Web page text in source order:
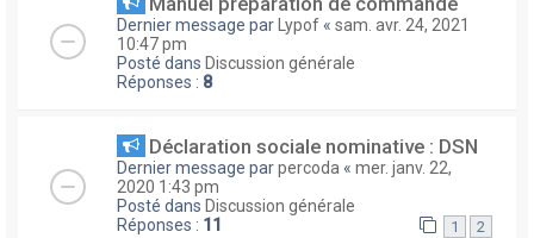
Dernier message par Lypof « sam. avr. 24, 2021
10:47 pm
Posté dans Discussion générale
Réponses : 8
Déclaration sociale nominative : DSN
Dernier message parpercoda « mer. janv. 22,
2020 1:43 pm
Posté dans Discussion générale
Réponses : 11 1 2